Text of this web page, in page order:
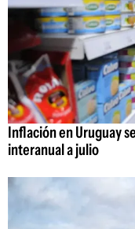
Inflación en Uruguay
interanual a julio